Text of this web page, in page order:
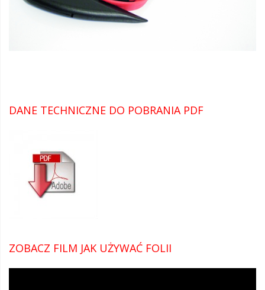
DANE TECHNICZNE DO POBRANIA PDF
ZOBACZ FILM JAK UŻYWAĆ FOLII